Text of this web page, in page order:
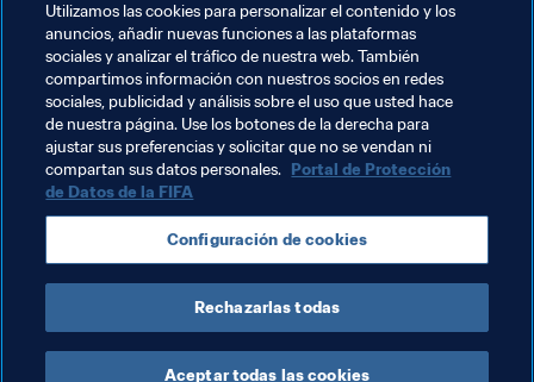
Gracias a este gol, ahora nos enfrentaremos a Brasil
Seguro que el estadio estará lleno, y la afición animará a
nuestro rival", señala Oristanio. "Pero no hay duda de
que tenemos calidad suficiente para ganarles y llegar
aún más lejos", afirma confiado para concluir.
Temas relacionados
Copa Mundial Sub-17 de la FIFA Brasil 2019™
Utilizamos las cookies para personalizar el contenido y los
anuncios, añadir nuevas funciones a las plataformas
sociales y analizar el tráfico de nuestra web. También
compartimos información con nuestros socios en redes
sociales, publicidad y análisis sobre el uso que usted hace
de nuestra página. Use los botones de la derecha para
ajustar sus preferencias y solicitar que no se vendan ni
compartan sus datos personales. Portal de Protección
de Datos de la FIFA
Configuración de cookies
Rechazarlas todas
Aceptar todas las cookies